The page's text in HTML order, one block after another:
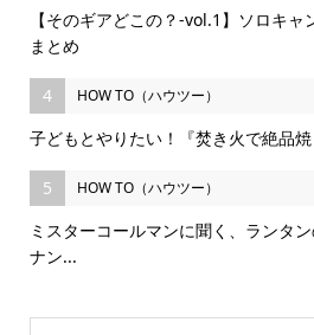
【そのギアどこの？-vol.1】ソロキ
まとめ
4 HOW TO（ハウツー）
子どもとやりたい！『焚き火で絶品
5 HOW TO（ハウツー）
ミスターコールマンに聞く、ランタ
ナン...